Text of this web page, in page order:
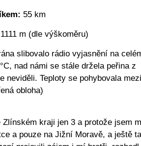
55 km
m (dle výškoměru)
slibovalo rádio vyjasnění na
nad námi se stále držela peřina z
neviděli. Teploty se pohybovala
obloha)
kraji jen 3 a protože jsem
a pouze na Jižní Moravě, a ještě